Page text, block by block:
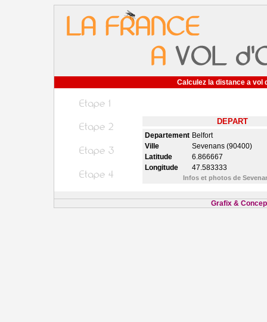
Calculez la distance a vol
DEPART
Departement Belfort
Ville
Sevenans (90400)
Latitude
6.866667
Longitude
47.583333
Infos et photos de
Grafix &